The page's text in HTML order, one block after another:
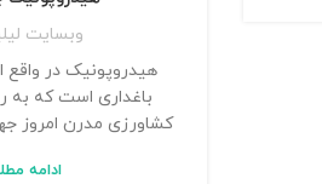
وبسایت
هیدروپونیک در واقع
باغداری است که
کشاورزی مدرن امروز
ادامه